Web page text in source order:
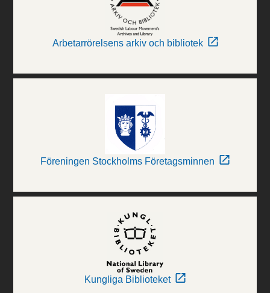
Arbetarrörelsens arkiv och bibliotek
Föreningen Stockholms Företagsminnen
Kungliga Biblioteket